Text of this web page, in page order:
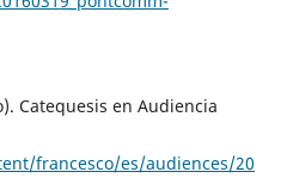
Catequesis en Audiencia
francesco/es/audiences/20